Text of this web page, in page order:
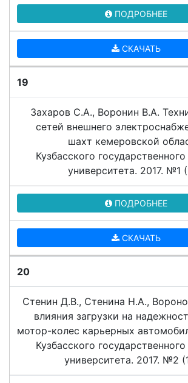
ПОДРОБНЕЕ
СКАЧАТЬ
19
Захаров С.А., Воронин В.А.
сетей внешнего
шахт кемеровской
Кузбасского
университета. 2017. №1
ПОДРОБНЕЕ
СКАЧАТЬ
20
Стенин Д.В., Стенина Н.А.,
влияния загрузки на
мотор-колес карьерных
Кузбасского
университета. 2017. №2